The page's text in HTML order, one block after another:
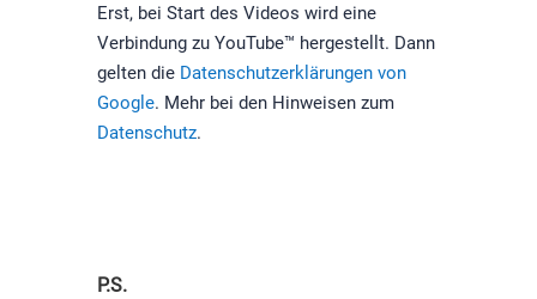
Erst, bei Start des Videos wird eine
Verbindung zu YouTube™ hergestellt. Dann
gelten die Datenschutzerklärungen von
Google. Mehr bei den Hinweisen zum
Datenschutz.
P.S.​